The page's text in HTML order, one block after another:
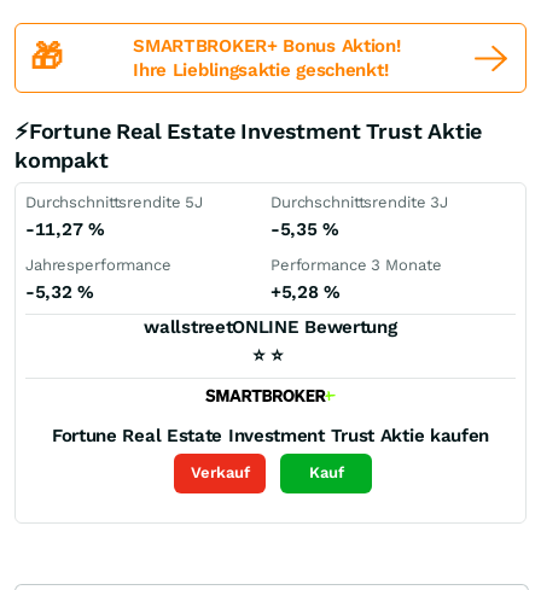
🎁
SMARTBROKER+ Bonus Aktion!
Ihre Lieblingsaktie geschenkt!
⚡Fortune Real Estate Investment Trust Aktie
kompakt
Durchschnittsrendite 5J
-11,27 %
Durchschnittsrendite 3J
-5,35%
Jahresperformance
-5,32%
Performance 3 Monate
+5,28%
wallstreetONLINE Bewertung
⭐ ⭐
Fortune Real Estate Investment Trust Aktie kaufen
Verkauf Kauf